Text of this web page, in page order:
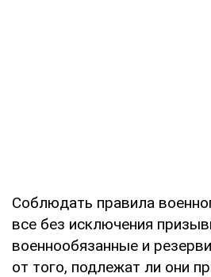
Соблюдать правила
все без исключения
военнообязанные и
от того, подлежат ли они